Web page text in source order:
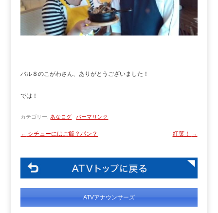
バル８のこがわさん、ありがとうございました！
では！
カテゴリー: あなログ パーマリンク
← シチューにはご飯？パン？ 紅葉！ →
ATVアナウンサーズ